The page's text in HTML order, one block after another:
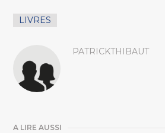
LIVRES
PATRICKTHIBAUT
A LIRE AUSSI